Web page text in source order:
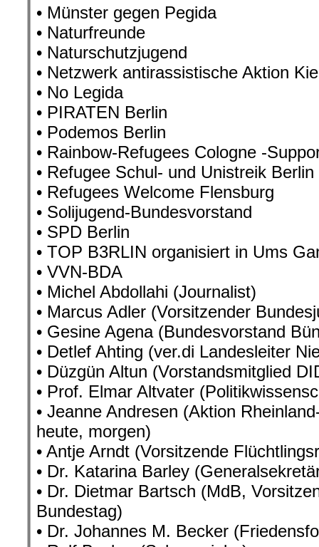
• Münster gegen Pegida
• Naturfreunde
• Naturschutzjugend
• Netzwerk antirassistische Aktion
• No Legida
• PIRATEN Berlin
• Podemos Berlin
• Rainbow-Refugees Cologne -
• Refugee Schul- und Unistreik Berlin
• Refugees Welcome Flensburg
• Solijugend-Bundesvorstand
• SPD Berlin
• TOP B3RLIN organisiert in Ums
• VVN-BDA
• Michel Abdollahi (Journalist)
• Marcus Adler (Vorsitzender
• Gesine Agena (Bundesvorstand
• Detlef Ahting (ver.di Landesleiter
• Düzgün Altun (Vorstandsmitglied
• Prof. Elmar Altvater
• Jeanne Andresen (Aktion
heute, morgen)
• Antje Arndt (Vorsitzende
• Dr. Katarina Barley
• Dr. Dietmar Bartsch (MdB,
Bundestag)
• Dr. Johannes M. Becker